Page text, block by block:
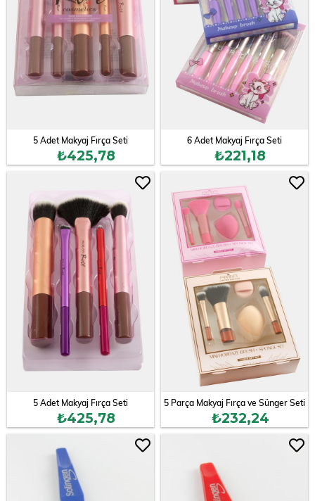
5 Adet Makyaj Fırça Seti
₺425,78
6 Adet Makyaj Fırça Seti
₺221,18
5 Adet Makyaj Fırça Seti
₺425,78
5 Parça Makyaj Fırça ve Sünger Seti
₺232,24